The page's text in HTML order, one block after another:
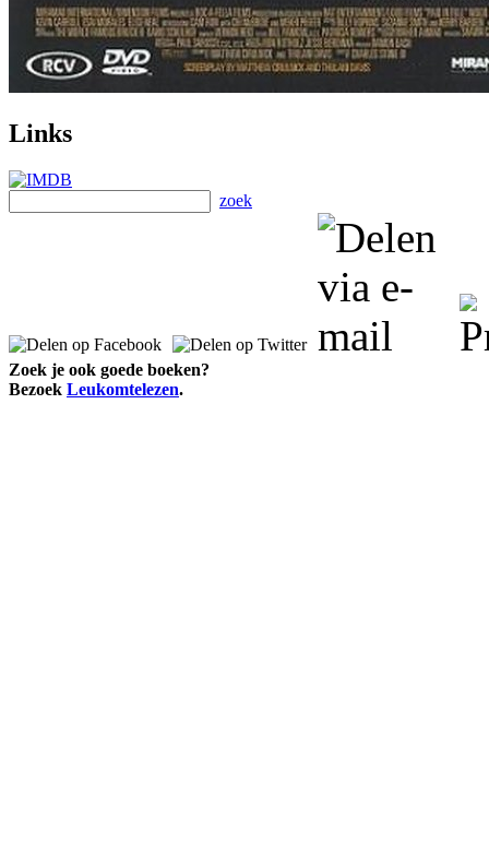
Links
zoek
Zoek je ook goede boeken?
Bezoek Leukomtelezen.